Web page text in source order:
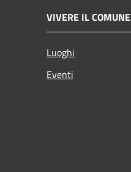
VIVERE IL COMUNE
Luoghi
Eventi